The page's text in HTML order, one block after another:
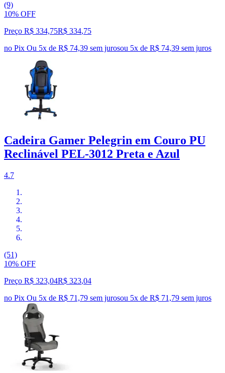
(9)
10% OFF
Preço R$ 334,75R$ 334,75
no Pix Ou 5x de R$ 74,39 sem jurosou 5x de R$ 74,39 sem juros
Cadeira Gamer Pelegrin em Couro PU
Reclinável PEL-3012 Preta e Azul
4.7
(51)
10% OFF
Preço R$ 323,04R$ 323,04
no Pix Ou 5x de R$ 71,79 sem jurosou 5x de R$ 71,79 sem juros